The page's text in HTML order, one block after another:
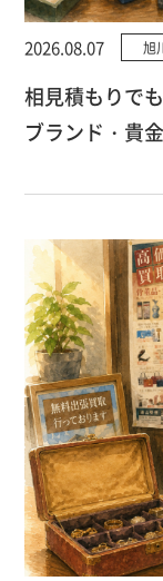
2026.08.07 旭
相見積もりで
ブランド・貴